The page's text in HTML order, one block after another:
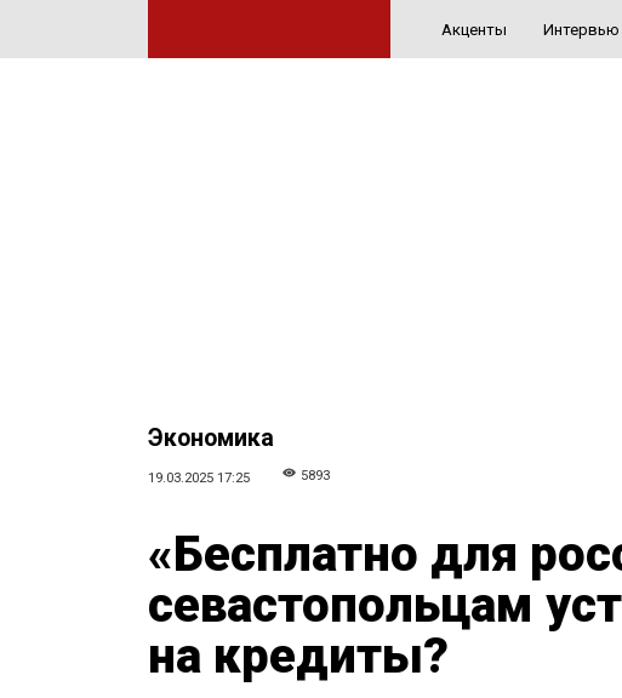
Акценты Интервью
Экономика
19.03.2025 17:25 5893
«Бесплатно для
севастопольцам
на кредиты?